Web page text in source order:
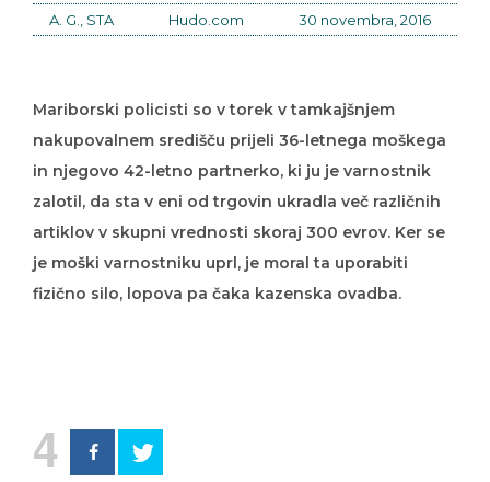
A. G., STA Hudo.com 30 novembra, 2016
Mariborski policisti so v torek v tamkajšnjem
nakupovalnem središču prijeli 36-letnega moškega
in njegovo 42-letno partnerko, ki ju je varnostnik
zalotil, da sta v eni od trgovin ukradla več različnih
artiklov v skupni vrednosti skoraj 300 evrov. Ker se
je moški varnostniku uprl, je moral ta uporabiti
fizično silo, lopova pa čaka kazenska ovadba.
4